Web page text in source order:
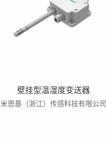
壁挂型温湿度变送器
米恩基（浙江）传感科技有限公司